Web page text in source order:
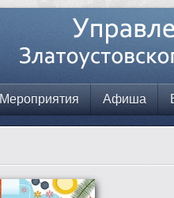
Мероприятия Афиша